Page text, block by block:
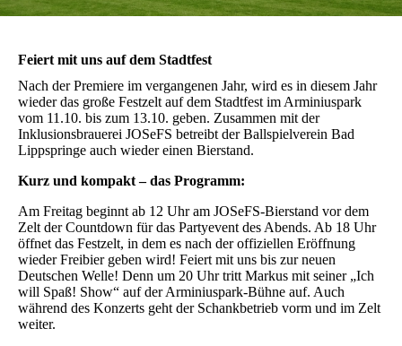
Feiert mit uns auf dem Stadtfest
Nach der Premiere im vergangenen Jahr, wird es in diesem Jahr
wieder das große Festzelt auf dem Stadtfest im Arminiuspark
vom 11.10. bis zum 13.10. geben. Zusammen mit der
Inklusionsbrauerei JOSeFS betreibt der Ballspielverein Bad
Lippspringe auch wieder einen Bierstand.
Kurz und kompakt – das Programm:
Am Freitag beginnt ab 12 Uhr am JOSeFS-Bierstand vor dem
Zelt der Countdown für das Partyevent des Abends. Ab 18 Uhr
öffnet das Festzelt, in dem es nach der offiziellen Eröffnung
wieder Freibier geben wird! Feiert mit uns bis zur neuen
Deutschen Welle! Denn um 20 Uhr tritt Markus mit seiner „Ich
will Spaß! Show“ auf der Arminiuspark-Bühne auf. Auch
während des Konzerts geht der Schankbetrieb vorm und im Zelt
weiter.